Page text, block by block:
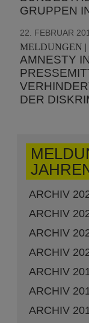
GRUPPEN
22. FEBRUAR
MELDUNGEN
AMNESTY
DER
ARCHIV
ARCHIV
ARCHIV
ARCHIV
ARCHIV
ARCHIV
ARCHIV